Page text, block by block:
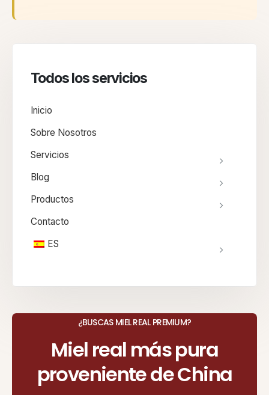
Todos los servicios
Inicio
Sobre Nosotros
Servicios
Blog
Productos
Contacto
ES
¿BUSCAS MIEL REAL PREMIUM?
Miel real más pura
proveniente de China